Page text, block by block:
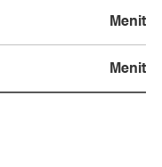
Menit
Menit